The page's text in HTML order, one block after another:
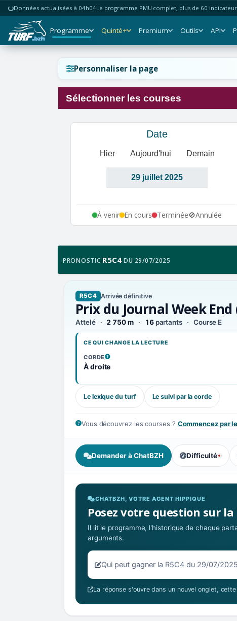
Données actualisées à 04h04Le programme PMU complet, plus de 60
Programme Quinté+ Premium Outils API
Personnaliser la page
Sélectionner les courses
Date
Hier Aujourd'hui Demain
À venir En cours Terminée🚫Annulée
PRONOSTIC R5C4 DU 29/07/2025
R5C4 Arrivée définitive
Prix du Journal Week
Attelé 2 750 m 16partants Course E
CE QUI CHANGE LA LECTURE
CORDE
, VOIR LA DÉFINITION
À droite
Le lexique du turf Le suivi par la corde
Vous découvrez les courses ? Commencez par
Demander à ChatBZH Difficulté
, tendance des
CHATBZH, VOTRE AGENT HIPPIQUE
Posez votre question sur la
Il lit le programme, l'historique de chaque
arguments.
Votre question sur la R5C4 du 29/07/
La réponse s'ouvre dans un nouvel onglet,
Réinitialiser l'affichage ?
Annuler